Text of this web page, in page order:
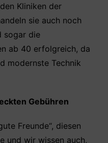
Kliniken der
sie auch noch
sogar die
ab 40 erfolgreich, da
modernste Technik
Gebühren
Freunde“, diesen
und wir wissen auch,